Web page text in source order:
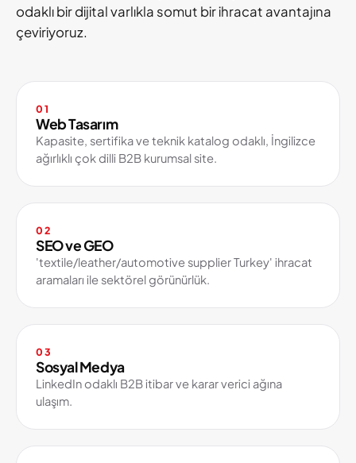
odaklı bir dijital varlıkla somut bir ihracat avantajına
çeviriyoruz.
01
Web Tasarım
Kapasite, sertifika ve teknik katalog odaklı, İngilizce
ağırlıklı çok dilli B2B kurumsal site.
02
SEO ve GEO
'textile/leather/automotive supplier Turkey' ihracat
aramaları ile sektörel görünürlük.
03
Sosyal Medya
LinkedIn odaklı B2B itibar ve karar verici ağına
ulaşım.